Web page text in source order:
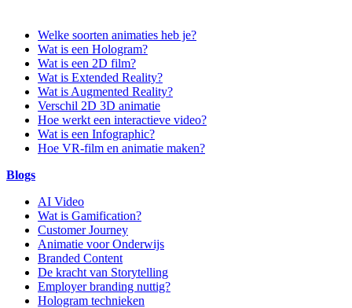
Welke soorten animaties heb je?
Wat is een Hologram?
Wat is een 2D film?
Wat is Extended Reality?
Wat is Augmented Reality?
Verschil 2D 3D animatie
Hoe werkt een interactieve video?
Wat is een Infographic?
Hoe VR-film en animatie maken?
Blogs
AI Video
Wat is Gamification?
Customer Journey
Animatie voor Onderwijs
Branded Content
De kracht van Storytelling
Employer branding nuttig?
Hologram technieken